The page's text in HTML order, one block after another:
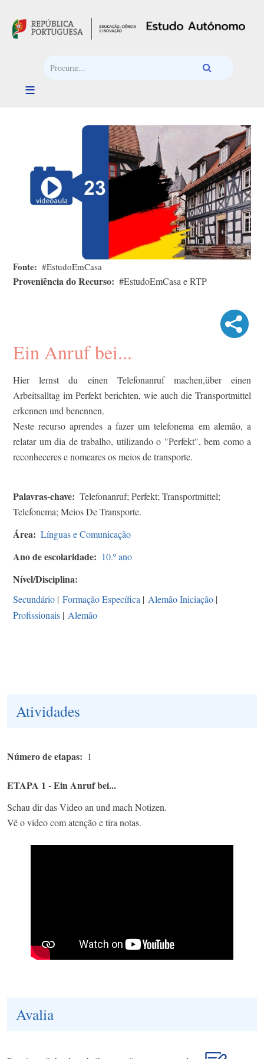
Fonte #EstudoEmCasa
Proveniência do Recurso #EstudoEmCasa e RTP
Ein Anruf bei...
Hier lernst du einen Telefonanruf machen,über einen
Arbeitsalltag im Perfekt berichten, wie auch die Transportmittel
erkennen und benennen.
Neste recurso aprendes a fazer um telefonema em alemão, a
relatar um dia de trabalho, utilizando o "Perfekt", bem como a
reconheceres e nomeares os meios de transporte.
Palavras-chave
Telefonanruf; Perfekt; Transportmittel;
Telefonema; Meios De Transporte.
Área Línguas e Comunicação
Ano de escolaridade 10.º ano
Nível/Disciplina
Secundário | Formação Específica | Alemão Iniciação |
Profissionais | Alemão
Atividades
Número de etapas 1
ETAPA 1 - Ein Anruf bei...
Schau dir das Video an und mach Notizen.
Vê o vídeo com atenção e tira notas.
Avalia